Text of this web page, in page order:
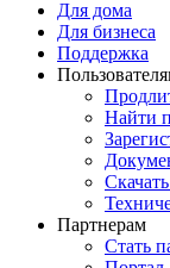
Для дома
Для бизнеса
Поддержка
Найти
Партнерам
Стать